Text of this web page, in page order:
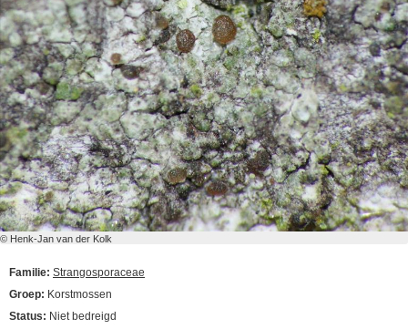
© Henk-Jan van der Kolk
Familie: Strangosporaceae
Groep: Korstmossen
Status: Niet bedreigd